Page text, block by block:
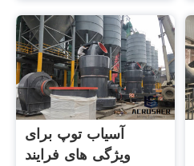
آسیاب توپ برای
ویژگی های فرایند